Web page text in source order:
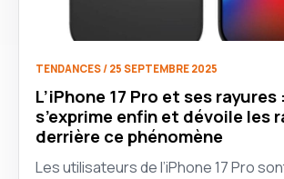
TENDANCES / 25 SEPTEMBRE 2025
L’iPhone 17 Pro et ses rayures
s’exprime enfin et dévoile les
derrière ce phénomène
Les utilisateurs de l’iPhone 17 Pro